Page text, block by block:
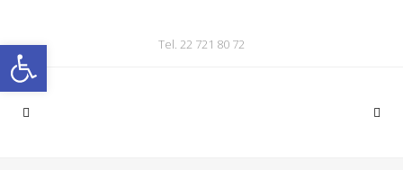
Otwórz pasek narzędzi Tel. 22 721 80 72